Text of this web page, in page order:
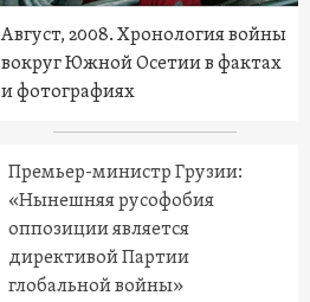
Август, 2008. Хронология войны
вокруг Южной Осетии в фактах
и фотографиях
Премьер-министр Грузии:
«Нынешняя русофобия
оппозиции является
директивой Партии
глобальной войны»